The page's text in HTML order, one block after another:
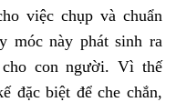
việc chụp và chuẩn
móc này phát sinh ra
con người. Vì thế
đặc biệt để che chắn,